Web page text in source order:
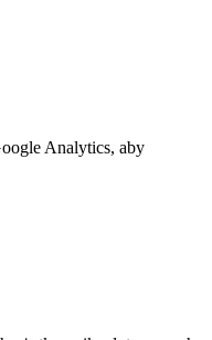
Analytics, aby